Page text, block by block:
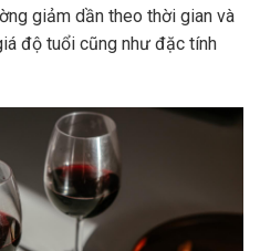
giảm dần theo thời gian và
độ tuổi cũng như đặc tính